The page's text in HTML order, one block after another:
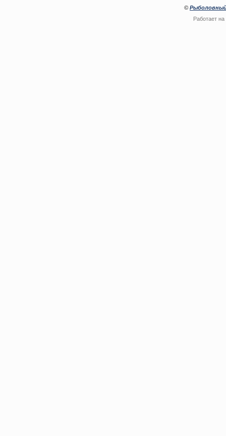
© Рыболовный
Работает